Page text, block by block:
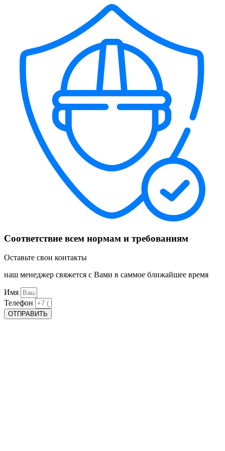
Соответствие всем нормам и требованиям
Оставьте свои контакты
наш менеджер свяжется с Вами в саммое ближайшее время
Имя
Телефон
ОТПРАВИТЬ